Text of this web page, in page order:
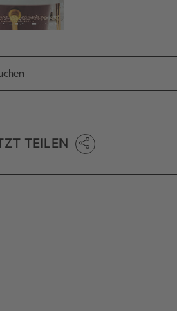
TEILEN